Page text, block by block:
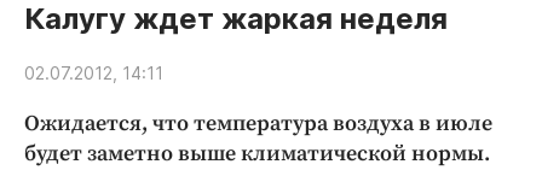
Новости компаний
Статьи
Авто и транспорт
Калугу ждет жаркая неделя
02.07.2012, 14:11
Ожидается, что температура воздуха в июле
будет заметно выше климатической нормы.